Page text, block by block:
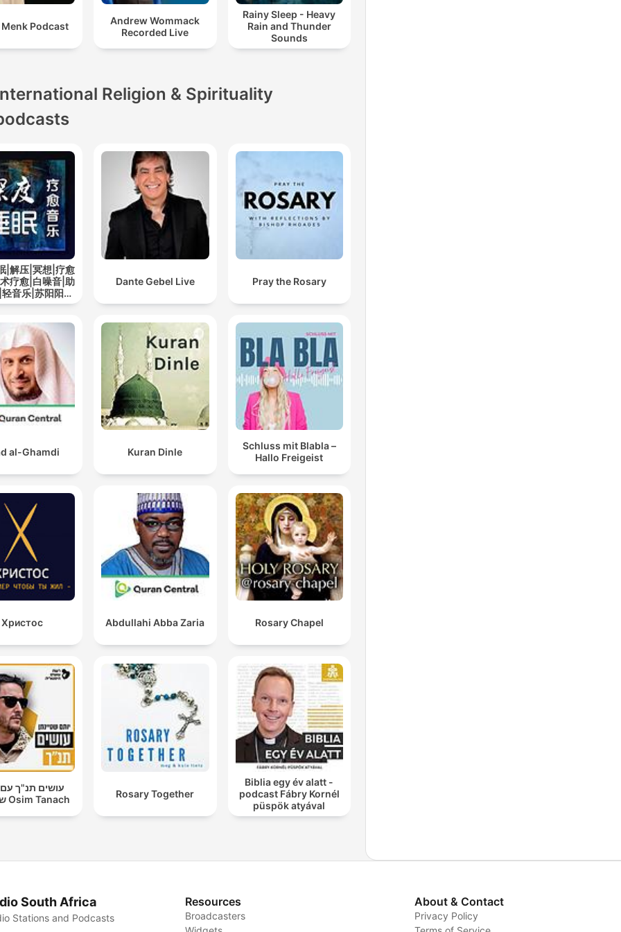
Podcast
Andrew Wommack
Recorded Live
Rainy Sleep - Heavy
Rain and Thunder
Sounds
Religion & Spirituality
|解压|冥想|疗愈
疗愈|白噪音|助
音乐|苏阳阳频
道
Dante Gebel Live Pray the Rosary
al-Ghamdi Kuran Dinle
Schluss mit Blabla –
Hallo Freigeist
Христос Abdullahi Abba Zaria Rosary Chapel
עושים תנ"ך
שטיינמן Osim Tanach
Rosary Together
Biblia egy év alatt -
podcast Fábry Kornél
püspök atyával
South Africa
Stations and Podcasts
Resources
Broadcasters
About & Contact
Privacy Policy